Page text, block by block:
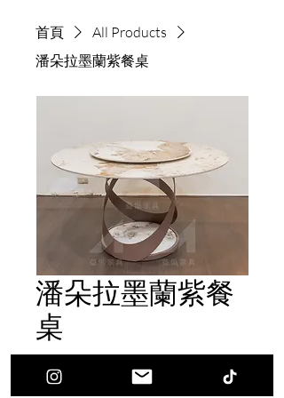
首頁
All Products
潘朵拉墨蘭紫餐桌
潘朵拉墨蘭紫餐
桌
$18,600.00 價